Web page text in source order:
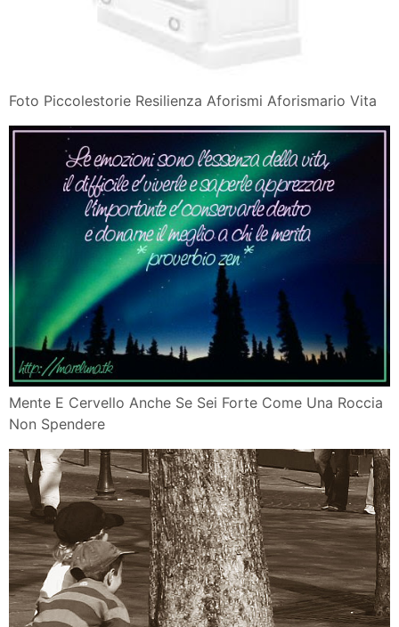
Foto Piccolestorie Resilienza Aforismi Aforismario Vita
Mente E Cervello Anche Se Sei Forte Come Una Roccia
Non Spendere